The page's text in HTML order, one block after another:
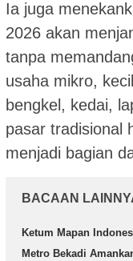
Ia juga
2026 akan
tanpa
usaha mikro,
bengkel, kedai,
pasar tradisional
menjadi bagian
BACAAN
Ketum Mapan
Metro Bekadi